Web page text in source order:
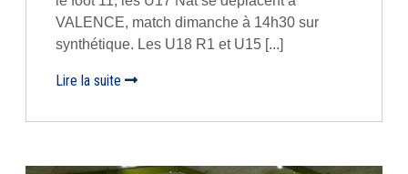
VALENCE, match dimanche à 14h30 sur
synthétique. Les U18 R1 et U15 [...]
Lire la suite